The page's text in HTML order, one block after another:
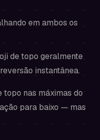
em ambos os
de topo geralmente
instantânea.
topo nas máximas do
para baixo — mas